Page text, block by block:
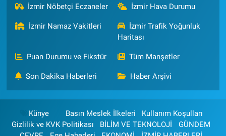
İzmir Nöbetçi Eczaneler İzmir Hava Durumu
İzmir Namaz Vakitleri
İzmir Trafik Yoğunluk
Haritası
Puan Durumu ve Fikstür Tüm Manşetler
Son Dakika Haberleri Haber Arşivi
Künye Basın Meslek İlkeleri
Kullanım Koşulları
Gizlilik ve KVK Politikası
BİLİM VE TEKNOLOJİ
GÜNDEM